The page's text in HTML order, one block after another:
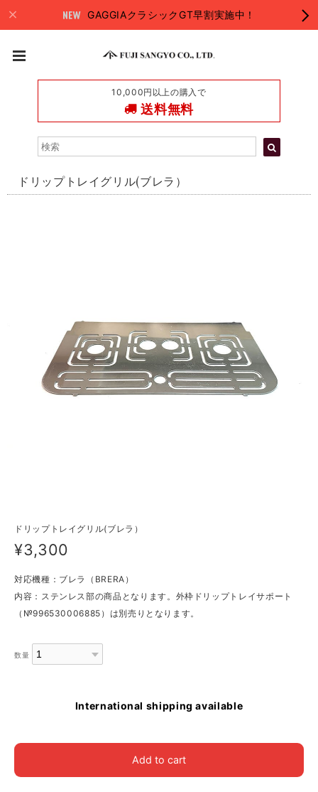
GAGGIAクラシックGT早割実施中！
10,000円以上の購入で
送料無料
ドリップトレイグリル(ブレラ）
ドリップトレイグリル(ブレラ）
¥3,300
対応機種：ブレラ（BRERA）
内容：ステンレス部の商品となります。外枠ドリップトレイサポート
（№996530006885）は別売りとなります。
数量
International shipping available
Add to cart